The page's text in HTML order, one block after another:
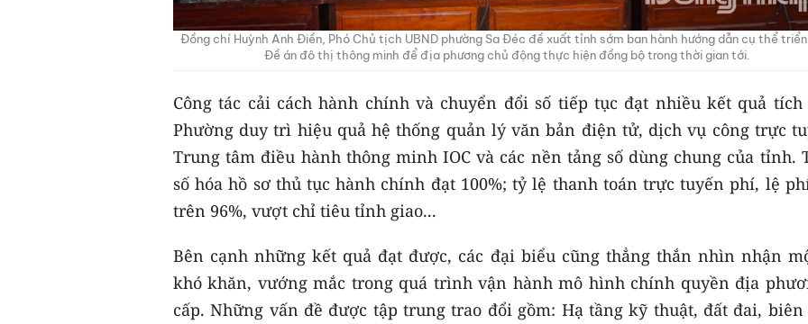
Đồng chí Huỳnh Anh Điền, Phó Chủ tịch UBND phường Sa Đéc đề xuất tỉnh sớm ban hành hướng dẫn cụ thể
Đề án đô thị thông minh để địa phương chủ động thực hiện đồng bộ trong thời gian tới.
Công tác cải cách hành chính và chuyển đổi số tiếp tục đạt nhiều kết quả tích
Phường duy trì hiệu quả hệ thống quản lý văn bản điện tử, dịch vụ công trực
Trung tâm điều hành thông minh IOC và các nền tảng số dùng chung của tỉnh.
số hóa hồ sơ thủ tục hành chính đạt 100%; tỷ lệ thanh toán trực tuyến phí, lệ
trên 96%, vượt chỉ tiêu tỉnh giao...
Bên cạnh những kết quả đạt được, các đại biểu cũng thẳng thắn nhìn nhận
khó khăn, vướng mắc trong quá trình vận hành mô hình chính quyền địa
cấp. Những vấn đề được tập trung trao đổi gồm: Hạ tầng kỹ thuật, đất đai, biên